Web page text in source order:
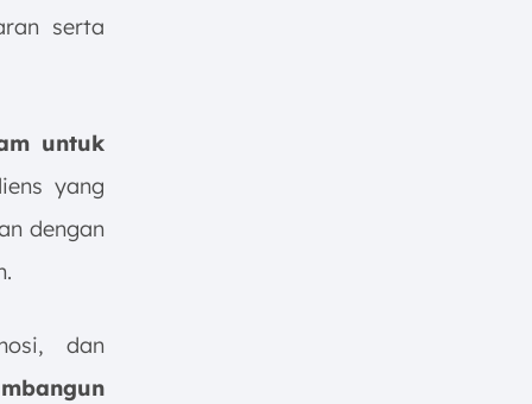
serta
untuk
yang
dengan
dan